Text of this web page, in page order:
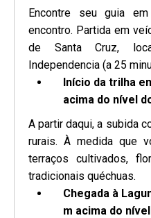
Encontre seu guia
encontro. Partida em
de Santa Cruz,
Independencia (a 25
Início da trilha
acima do nível
A partir daqui, a subida
rurais. À medida que
terraços cultivados,
tradicionais quéchuas.
Chegada à
m acima do